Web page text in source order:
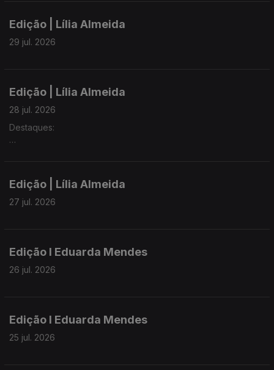
Edição | Lília Almeida
29 jul. 2026
Edição | Lília Almeida
28 jul. 2026
Destaques:
► PS denuncia falta de respostas do Governo da República
sobre a requalificação da esquadra da PSP na Ribeira Grande
Edição | Lília Almeida
27 jul. 2026
Edição I Eduarda Mendes
26 jul. 2026
Edição I Eduarda Mendes
25 jul. 2026